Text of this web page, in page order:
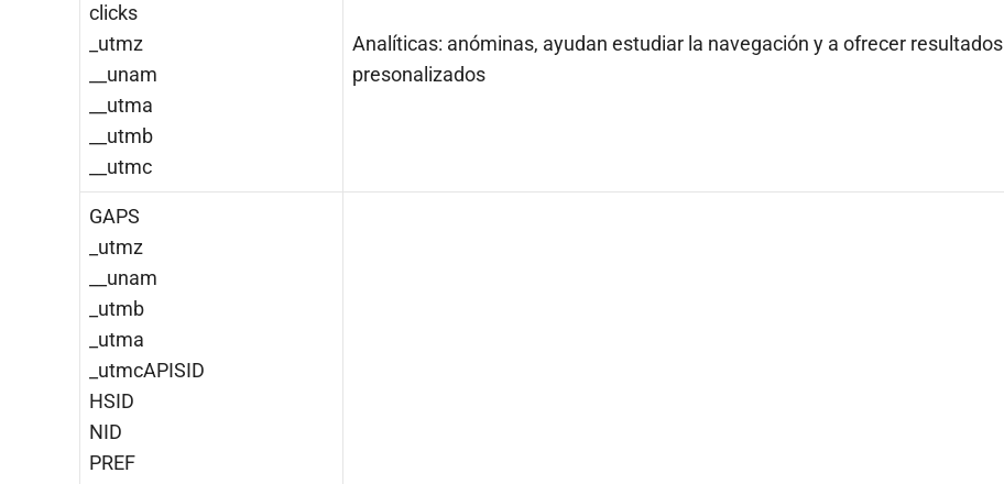
clicks
_utmz
__unam
__utma
__utmb
__utmc
Analíticas: anóminas, ayudan estudiar la navegación y a ofrecer resultados
presonalizados
GAPS
_utmz
__unam
_utmb
_utma
_utmcAPISID
HSID
NID
PREF